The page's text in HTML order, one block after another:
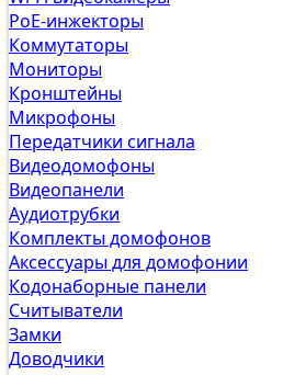
PoE-инжекторы
Коммутаторы
Мониторы
Кронштейны
Микрофоны
Передатчики сигнала
Видеодомофоны
Видеопанели
Аудиотрубки
Комплекты домофонов
Аксессуары для домофонии
Кодонаборные панели
Считыватели
Замки
Доводчики